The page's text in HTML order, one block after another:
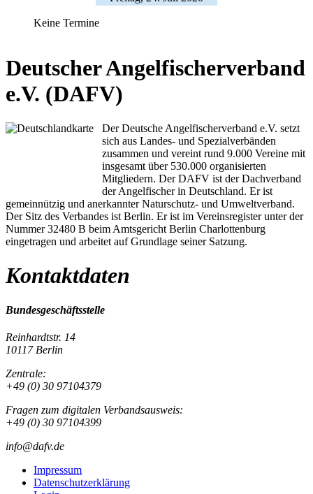
Keine Termine
Deutscher Angelfischerverband
e.V. (DAFV)
Der Deutsche Angelfischerverband e.V. setzt
sich aus Landes- und Spezialverbänden
zusammen und vereint rund 9.000 Vereine mit
insgesamt über 530.000 organisierten
Mitgliedern. Der DAFV ist der Dachverband
der Angelfischer in Deutschland. Er ist
gemeinnützig und anerkannter Naturschutz- und Umweltverband.
Der Sitz des Verbandes ist Berlin. Er ist im Vereinsregister unter der
Nummer 32480 B beim Amtsgericht Berlin Charlottenburg
eingetragen und arbeitet auf Grundlage seiner Satzung.
Kontaktdaten
Bundesgeschäftsstelle
Reinhardtstr. 14
10117 Berlin
Zentrale:
+49 (0) 30 97104379
Fragen zum digitalen Verbandsausweis:
+49 (0) 30 97104399
info@dafv.de
Impressum
Datenschutzerklärung